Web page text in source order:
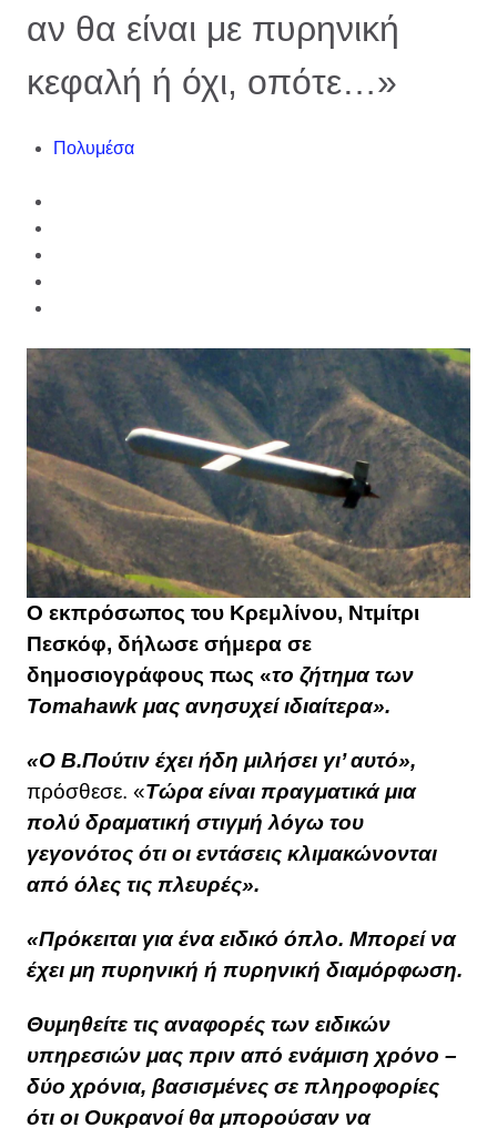
αν θα είναι με πυρηνική
κεφαλή ή όχι, οπότε…»
Πολυμέσα
Ο εκπρόσωπος του Κρεμλίνου, Ντμίτρι
Πεσκόφ, δήλωσε σήμερα σε
δημοσιογράφους πως «το ζήτημα των
Tomahawk μας ανησυχεί ιδιαίτερα».
«Ο Β.Πούτιν έχει ήδη μιλήσει γι’ αυτό»,
πρόσθεσε. «Τώρα είναι πραγματικά μια
πολύ δραματική στιγμή λόγω του
γεγονότος ότι οι εντάσεις κλιμακώνονται
από όλες τις πλευρές».
«Πρόκειται για ένα ειδικό όπλο. Μπορεί να
έχει μη πυρηνική ή πυρηνική διαμόρφωση.
Θυμηθείτε τις αναφορές των ειδικών
υπηρεσιών μας πριν από ενάμιση χρόνο –
δύο χρόνια, βασισμένες σε πληροφορίες
ότι οι Ουκρανοί θα μπορούσαν να